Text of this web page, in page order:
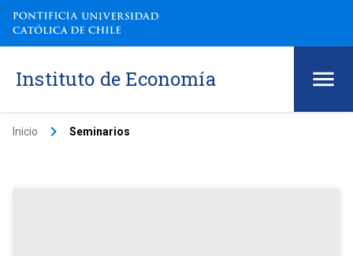
Instituto de Economía
Inicio keyboard_arrow_right Seminarios